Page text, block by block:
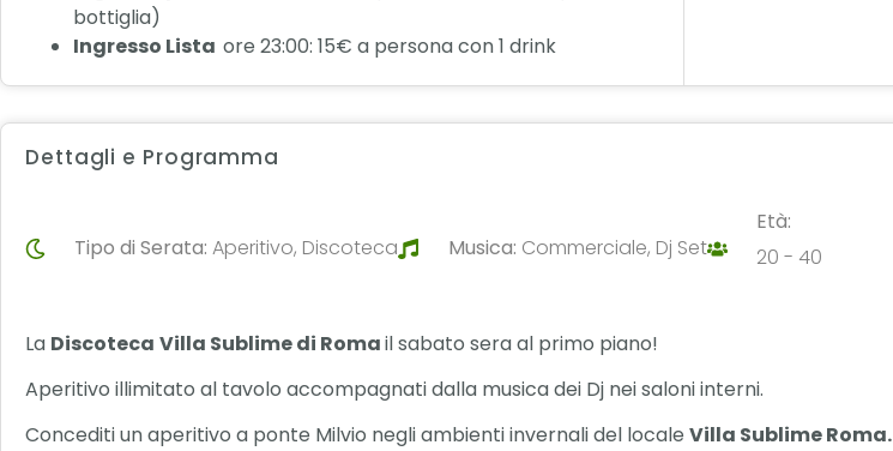
bottiglia)
Ingresso Lista ore 23:00: 15€ a persona con 1 drink
Dettagli e Programma
Tipo di Serata:Aperitivo, Discoteca Musica: Commerciale, Dj Set
Età:
20 - 40
La Discoteca Villa Sublime di Romail sabato sera al primo piano!
Aperitivo illimitato al tavolo accompagnati dalla musica dei Dj nei saloni interni.
Concediti un aperitivo a ponte Milvio negli ambienti invernali del locale Villa Sublime Roma.